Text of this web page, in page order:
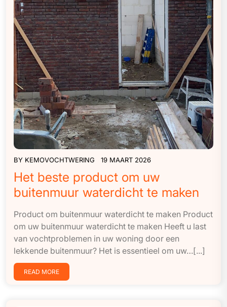
BY KEMOVOCHTWERING 19 MAART 2026
Het beste product om uw
buitenmuur waterdicht te maken
Product om buitenmuur waterdicht te maken Product
om uw buitenmuur waterdicht te maken Heeft u last
van vochtproblemen in uw woning door een
lekkende buitenmuur? Het is essentieel om uw…[...]
READ MORE